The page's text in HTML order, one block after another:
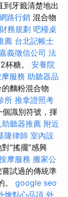
到牙籤清楚地出
路行銷 混合物
務規劃 吧檯桌
薦 台北記帳士
義徵信公司 法
杯糖。 安養院
服務 助聽器品
麵粉混合物
所 推拿證照考
識別符號，揮
助聽器推薦 附近
隆律師 室內設
“搖擺”感興
摩服務 搬家公
試過的傳統準
。 google seo
燴點心品項 外